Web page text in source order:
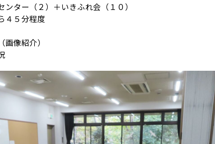
ター（２）＋いきふれ会（１０）
４５分程度
画像紹介）